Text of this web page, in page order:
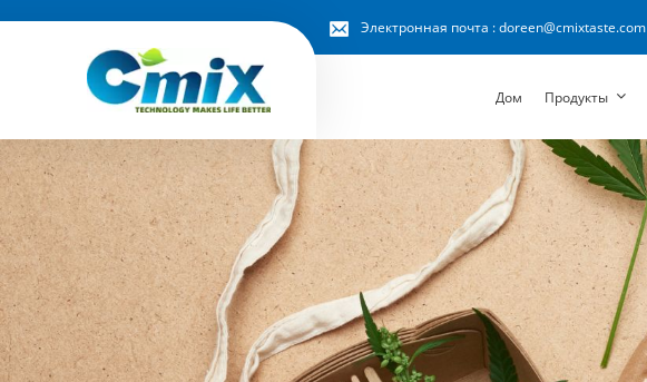
Электронная почта :doreen@cmixtaste.com
Дом Продукты